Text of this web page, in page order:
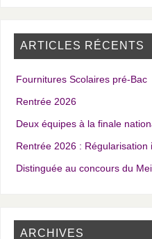
ARTICLES RÉCENTS
Fournitures Scolaires pré-Bac
Rentrée 2026
Deux équipes à la finale
Rentrée 2026 :
Distinguée au concours du
ARCHIVES